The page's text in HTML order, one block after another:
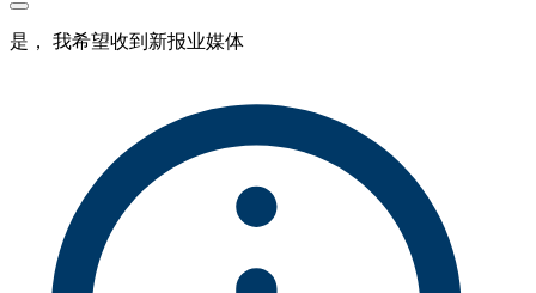
是， 我希望收到新报业媒体